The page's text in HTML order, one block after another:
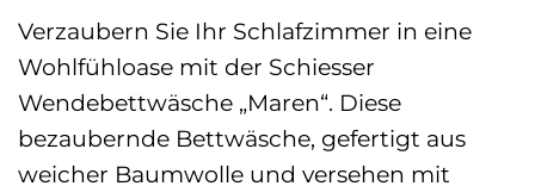
Verzaubern Sie Ihr Schlafzimmer in eine
Wohlfühloase mit der Schiesser
Wendebettwäsche „Maren“. Diese
bezaubernde Bettwäsche, gefertigt aus
weicher Baumwolle und versehen mit